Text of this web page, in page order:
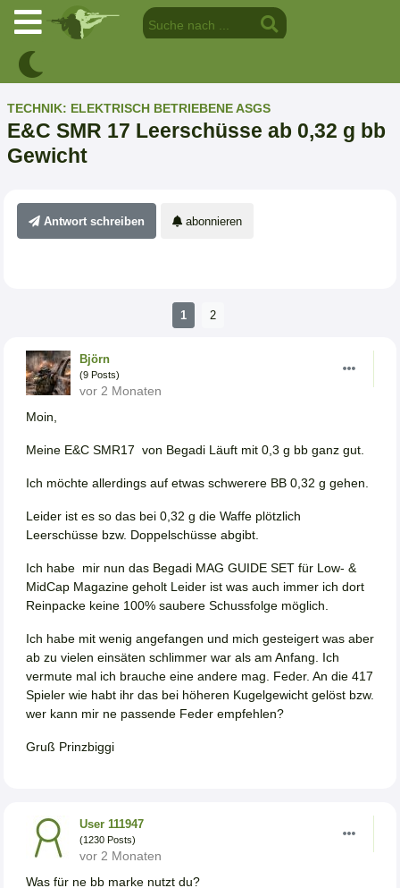
TECHNIK: ELEKTRISCH BETRIEBENE ASGS
E&C SMR 17 Leerschüsse ab 0,32 g bb
Gewicht
Antwort schreiben abonnieren
1 2
Björn
(9 Posts)
vor 2 Monaten
Moin,
Meine E&C SMR17 von Begadi Läuft mit 0,3 g bb ganz gut.
Ich möchte allerdings auf etwas schwerere BB 0,32 g gehen.
Leider ist es so das bei 0,32 g die Waffe plötzlich
Leerschüsse bzw. Doppelschüsse abgibt.
Ich habe mir nun das Begadi MAG GUIDE SET für Low- &
MidCap Magazine geholt Leider ist was auch immer ich dort
Reinpacke keine 100% saubere Schussfolge möglich.
Ich habe mit wenig angefangen und mich gesteigert was aber
ab zu vielen einsäten schlimmer war als am Anfang. Ich
vermute mal ich brauche eine andere mag. Feder. An die 417
Spieler wie habt ihr das bei höheren Kugelgewicht gelöst bzw.
wer kann mir ne passende Feder empfehlen?
Gruß Prinzbiggi
User 111947
(1230 Posts)
vor 2 Monaten
Was für ne bb marke nutzt du?